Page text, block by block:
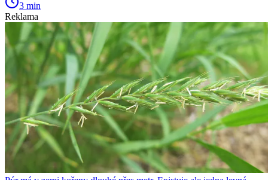
3 min
Reklama